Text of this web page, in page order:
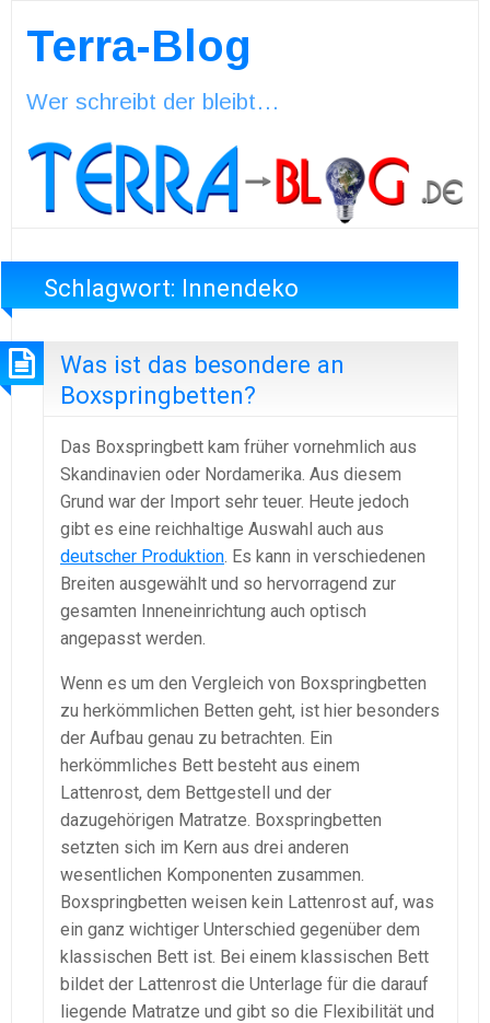
Terra-Blog
Wer schreibt der bleibt…
Schlagwort: Innendeko
Was ist das besondere an
Boxspringbetten?
Das Boxspringbett kam früher vornehmlich aus
Skandinavien oder Nordamerika. Aus diesem
Grund war der Import sehr teuer. Heute jedoch
gibt es eine reichhaltige Auswahl auch aus
deutscher Produktion. Es kann in verschiedenen
Breiten ausgewählt und so hervorragend zur
gesamten Inneneinrichtung auch optisch
angepasst werden.
Wenn es um den Vergleich von Boxspringbetten
zu herkömmlichen Betten geht, ist hier besonders
der Aufbau genau zu betrachten. Ein
herkömmliches Bett besteht aus einem
Lattenrost, dem Bettgestell und der
dazugehörigen Matratze. Boxspringbetten
setzten sich im Kern aus drei anderen
wesentlichen Komponenten zusammen.
Boxspringbetten weisen kein Lattenrost auf, was
ein ganz wichtiger Unterschied gegenüber dem
klassischen Bett ist. Bei einem klassischen Bett
bildet der Lattenrost die Unterlage für die darauf
liegende Matratze und gibt so die Flexibilität und